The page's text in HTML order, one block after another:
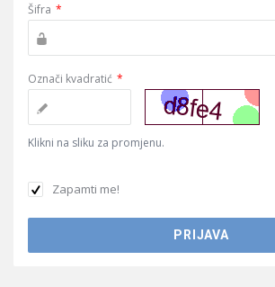
Šifra *
Označi kvadratić *
Klikni na sliku za promjenu.
Zapamti me!